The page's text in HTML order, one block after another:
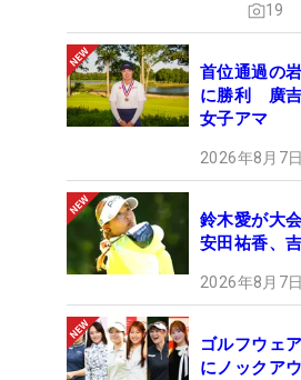
19
首位通過の
に勝利 廣
女子アマ
2026年8月7
鈴木愛が大
安田祐香、
2026年8月7
ゴルフウェ
にノックア